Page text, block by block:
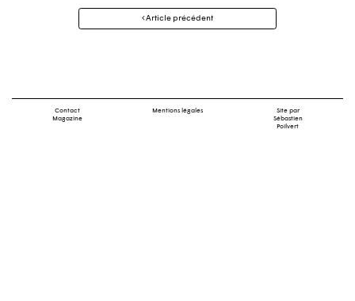
Navigation
Article précédent
Contact
Magazine
Mentions légales
Site par
Sébastien
Poilvert